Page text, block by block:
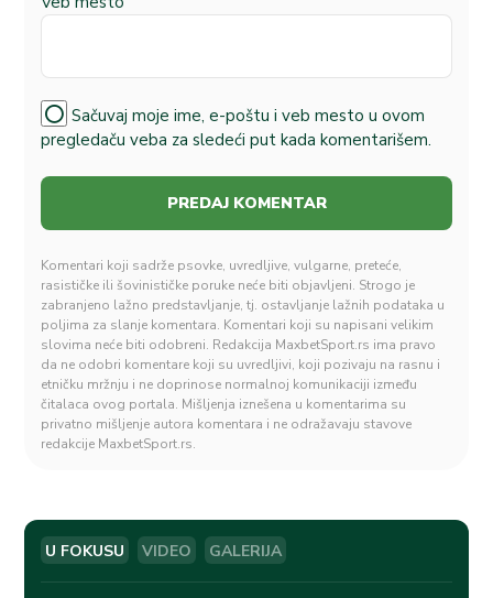
Sačuvaj moje ime, e-poštu i veb mesto u ovom
pregledaču veba za sledeći put kada komentarišem.
Komentari koji sadrže psovke, uvredljive, vulgarne, preteće,
rasističke ili šovinističke poruke neće biti objavljeni. Strogo je
zabranjeno lažno predstavljanje, tj. ostavljanje lažnih podataka u
poljima za slanje komentara. Komentari koji su napisani velikim
slovima neće biti odobreni. Redakcija MaxbetSport.rs ima pravo
da ne odobri komentare koji su uvredljivi, koji pozivaju na rasnu i
etničku mržnju i ne doprinose normalnoj komunikaciji između
čitalaca ovog portala. Mišljenja iznešena u komentarima su
privatno mišljenje autora komentara i ne odražavaju stavove
redakcije MaxbetSport.rs.
U FOKUSU VIDEO GALERIJA